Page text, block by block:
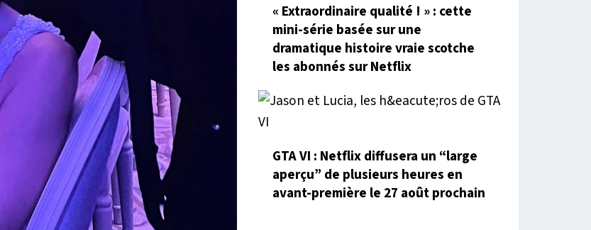
« Extraordinaire qualité ! » : cette
mini-série basée sur une
dramatique histoire vraie scotche
les abonnés sur Netflix
GTA VI : Netflix diffusera un “large
aperçu” de plusieurs heures en
avant-première le 27 août prochain